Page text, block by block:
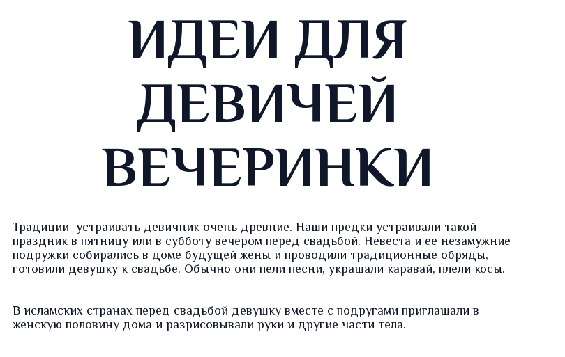
ИДЕИ ДЛЯ
ДЕВИЧЕЙ
ВЕЧЕРИНКИ
Традиции устраивать девичник очень древние. Наши предки устраивали такой
праздник в пятницу или в субботу вечером перед свадьбой. Невеста и ее незамужние
подружки собирались в доме будущей жены и проводили традиционные обряды,
готовили девушку к свадьбе. Обычно они пели песни, украшали каравай, плели косы.
В исламских странах перед свадьбой девушку вместе с подругами приглашали в
женскую половину дома и разрисовывали руки и другие части тела.